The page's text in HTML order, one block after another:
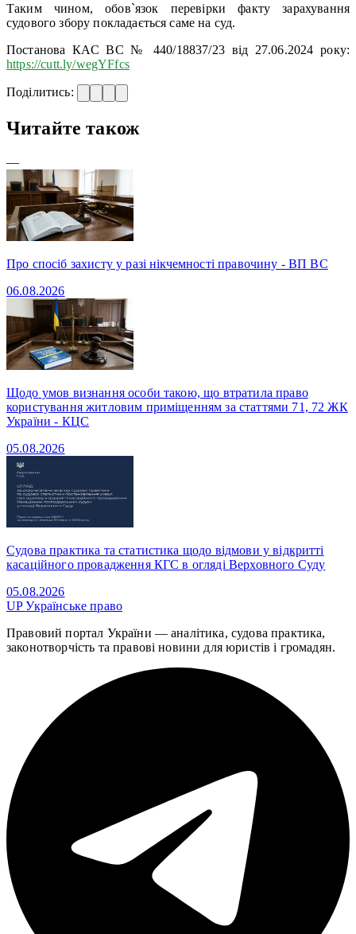
Таким чином, обов`язок перевірки факту зарахування
судового збору покладається саме на суд.
Постанова КАС ВС № 440/18837/23 від 27.06.2024 року:
https://cutt.ly/wegYFfcs
Поділитись:
Читайте також
—
Про спосіб захисту у разі нікчемності правочину - ВП ВС
06.08.2026
Щодо умов визнання особи такою, що втратила право
користування житловим приміщенням за статтями 71, 72 ЖК
України - КЦС
05.08.2026
Судова практика та статистика щодо відмови у відкритті
касаційного провадження КГС в огляді Верховного Суду
05.08.2026
UPУкраїнське право
Правовий портал України — аналітика, судова практика,
законотворчість та правові новини для юристів і громадян.